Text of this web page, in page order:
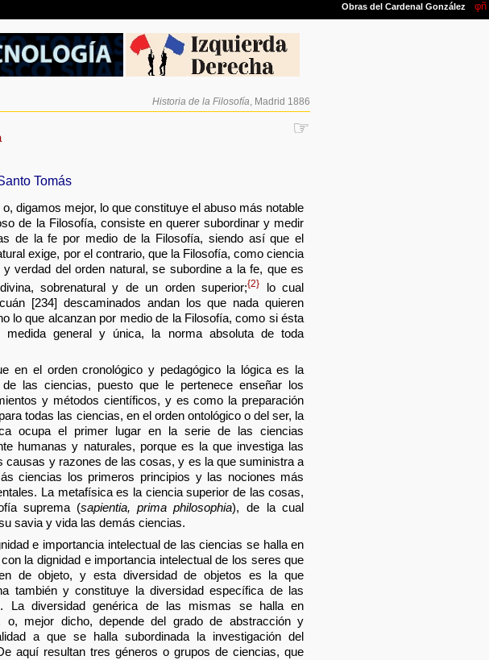
Historia de la Filosofía , Madrid 1886
☞
Tomás
o, digamos mejor, lo que constituye el abuso más notable
de la Filosofía, consiste en querer subordinar y medir
de la fe por medio de la Filosofía, siendo así que el
exige, por el contrario, que la Filosofía, como ciencia
y verdad del orden natural, se subordine a la fe, que es
sobrenatural y de un orden superior;{2}
lo cual
[234] descaminados andan los que nada quieren
lo que alcanzan por medio de la Filosofía, como si ésta
medida general y única, la norma absoluta de toda
en el orden cronológico y pedagógico la lógica es la
de las ciencias, puesto que le pertenece enseñar los
y métodos científicos, y es como la preparación
todas las ciencias, en el orden ontológico o del ser, la
ocupa el primer lugar en la serie de las ciencias
humanas y naturales, porque es la que investiga las
causas y razones de las cosas, y es la que suministra a
ciencias los primeros principios y las nociones más
La metafísica es la ciencia superior de las cosas,
suprema (sapientia, prima philosophia), de la cual
savia y vida las demás ciencias.
e importancia intelectual de las ciencias se halla en
la dignidad e importancia intelectual de los seres que
de objeto, y esta diversidad de objetos es la que
también y constituye la diversidad específica de las
La diversidad genérica de las mismas se halla en
o, mejor dicho, depende del grado de abstracción y
a que se halla subordinada la investigación del
aquí resultan tres géneros o grupos de ciencias, que